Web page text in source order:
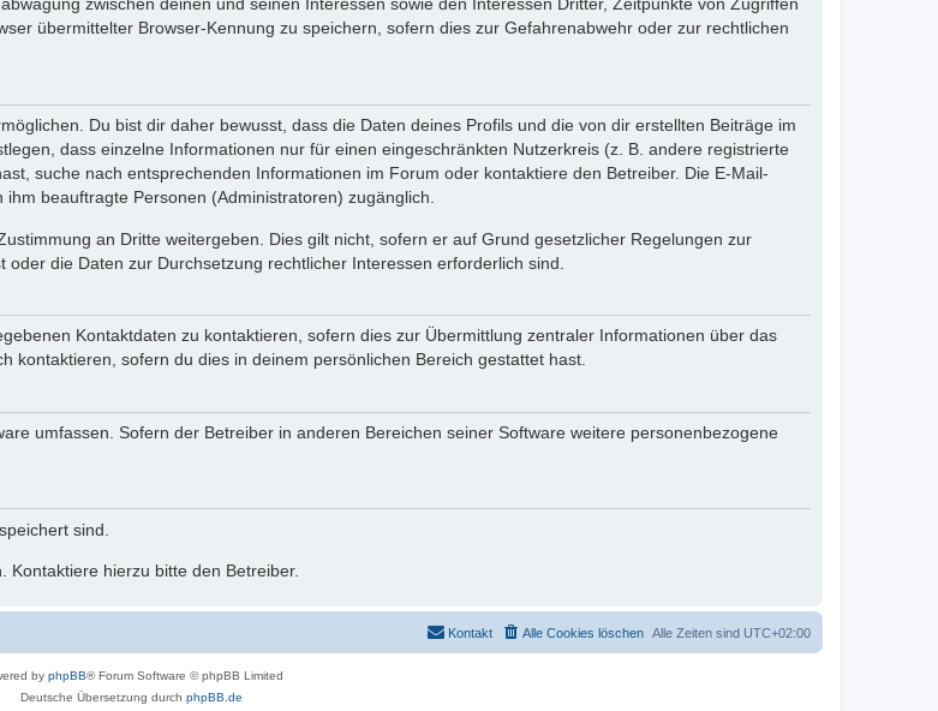
zwischen deinen und seinen Interessen sowie den Interessen Dritter, Zeitpunkte von Zugriffen
übermittelter Browser-Kennung zu speichern, sofern dies zur Gefahrenabwehr oder zur rechtlichen
Du bist dir daher bewusst, dass die Daten deines Profils und die von dir erstellten Beiträge im
dass einzelne Informationen nur für einen eingeschränkten Nutzerkreis (z. B. andere registrierte
suche nach entsprechenden Informationen im Forum oder kontaktiere den Betreiber. Die E-Mail-
beauftragte Personen (Administratoren) zugänglich.
an Dritte weitergeben. Dies gilt nicht, sofern er auf Grund gesetzlicher Regelungen zur
die Daten zur Durchsetzung rechtlicher Interessen erforderlich sind.
Kontaktdaten zu kontaktieren, sofern dies zur Übermittlung zentraler Informationen über das
kontaktieren, sofern du dies in deinem persönlichen Bereich gestattet hast.
umfassen. Sofern der Betreiber in anderen Bereichen seiner Software weitere personenbezogene
sind.
hierzu bitte den Betreiber.
Alle Zeiten sind UTC+02:00
Alle Cookies löschen
Kontakt
by phpBB® Forum Software © phpBB Limited
Deutsche Übersetzung durch phpBB.de